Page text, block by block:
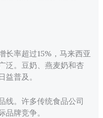
长率超过15%，马来西亚
泛。豆奶、燕麦奶和杏
普及。
线。许多传统食品公司
牌竞争。